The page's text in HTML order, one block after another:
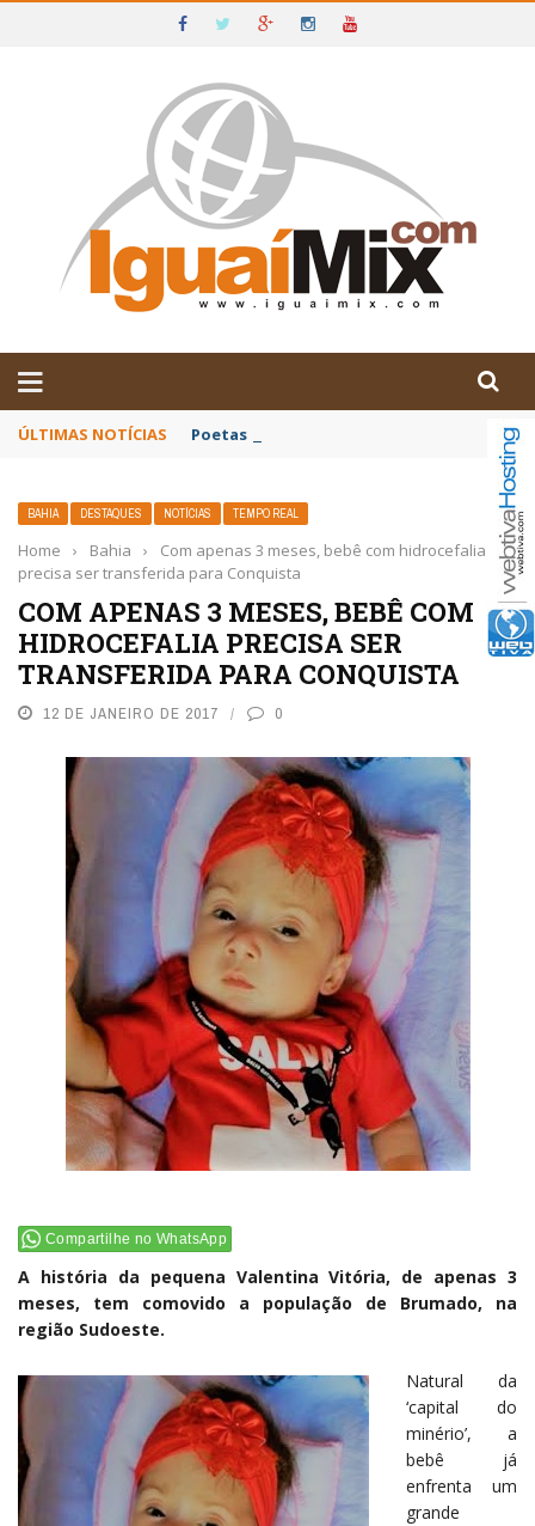
IGUAÍ E SUDOESTE DA BAHIA
ÚLTIMAS NOTÍCIAS Poetas baianos representam o Brasil no
BAHIA DESTAQUES NOTÍCIAS TEMPO REAL
Home › Bahia ›
Com apenas 3 meses, bebê com hidrocefalia
precisa ser transferida para Conquista
COM APENAS 3 MESES, BEBÊ COM
HIDROCEFALIA PRECISA SER
TRANSFERIDA PARA CONQUISTA
12 DE JANEIRO DE 2017 0
Compartilhe no WhatsApp
A história da pequena Valentina Vitória, de apenas 3
meses, tem comovido a população de Brumado, na
região Sudoeste.
Natural da
‘capital do
minério’, a
bebê já
enfrenta um
grande